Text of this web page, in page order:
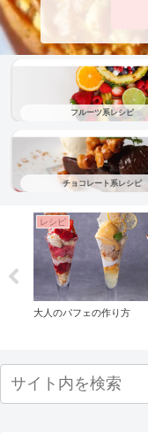
フルーツ系レシピ
チョコレート系レシピ
レシピ
大人のパフェの作り方